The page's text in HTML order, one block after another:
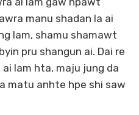
manu shadan la ai
lam, shamu shamawt
pru shangun ai. Dai re
lam hta, maju jung da
matu anhte hpe shi saw